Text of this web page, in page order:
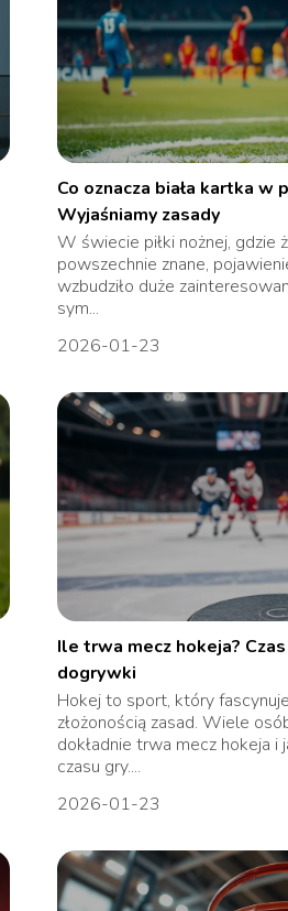
Co oznacza biała kartka w
Wyjaśniamy zasady
W świecie piłki nożnej, gdzie
powszechnie znane,
wzbudziło duże
sym...
2026-01-23
Ile trwa mecz hokeja?
dogrywki
Hokej to sport, który
złożonością zasad. Wiele
dokładnie trwa mecz hokeja
czasu gry....
2026-01-23